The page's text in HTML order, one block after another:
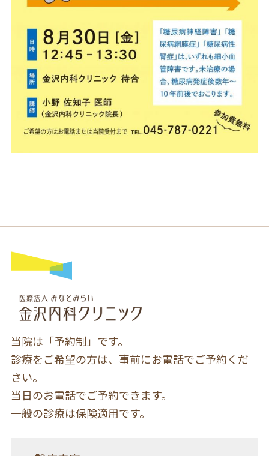
当院は「予約制」です。
診療をご希望の方は、事前にお電話でご予約くだ
さい。
当日のお電話でご予約できます。
一般の診療は保険適用です。